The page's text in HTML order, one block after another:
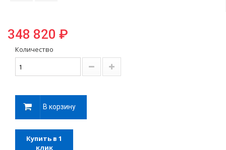
348 820 ₽
Количество
В корзину
Купить в 1
клик